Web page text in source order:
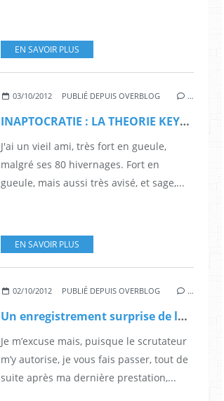
EN SAVOIR PLUS
03/10/2012 PUBLIÉ DEPUIS OVERBLOG …
INAPTOCRATIE : LA THEORIE KEYNESIENNE, BIBLE DE LA GAUCHE
J'ai un vieil ami, très fort en gueule,
malgré ses 80 hivernages. Fort en
gueule, mais aussi très avisé, et sage,...
EN SAVOIR PLUS
02/10/2012 PUBLIÉ DEPUIS OVERBLOG …
Un enregistrement surprise de la dernière entrevue des femmes du président.
Je m’excuse mais, puisque le scrutateur
m’y autorise, je vous fais passer, tout de
suite après ma dernière prestation,...